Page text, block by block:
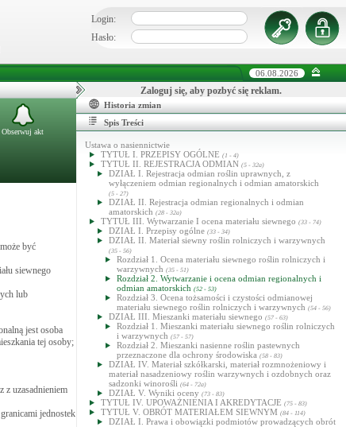
Login:
Hasło:
06.08.2026
Obserwuj akt
być
siewnego
lub
jest osoba
tej osoby;
z uzasadnieniem
jednostek
Zaloguj się, aby pozbyć się reklam.
Historia zmian
Spis Treści
Ustawa o nasiennictwie
TYTUŁ I. PRZEPISY OGÓLNE (1 - 4)
TYTUŁ II. REJESTRACJA ODMIAN (5 - 32a)
DZIAŁ I. Rejestracja odmian roślin uprawnych, z
wyłączeniem odmian regionalnych i odmian amatorskich
(5 - 27)
DZIAŁ II. Rejestracja odmian regionalnych i odmian
amatorskich (28 - 32a)
TYTUŁ III. Wytwarzanie I ocena materiału siewnego (33 - 74)
DZIAŁ I. Przepisy ogólne (33 - 34)
DZIAŁ II. Materiał siewny roślin rolniczych i warzywnych
(35 - 56)
Rozdział 1. Ocena materiału siewnego roślin rolniczych i
warzywnych (35 - 51)
Rozdział 2. Wytwarzanie i ocena odmian regionalnych i
odmian amatorskich (52 - 53)
Rozdział 3. Ocena tożsamości i czystości odmianowej
materiału siewnego roślin rolniczych i warzywnych (54 - 56)
DZIAŁ III. Mieszanki materiału siewnego (57 - 63)
Rozdział 1. Mieszanki materiału siewnego roślin rolniczych
i warzywnych (57 - 57)
Rozdział 2. Mieszanki nasienne roślin pastewnych
przeznaczone dla ochrony środowiska (58 - 83)
DZIAŁ IV. Materiał szkółkarski, materiał rozmnożeniowy i
materiał nasadzeniowy roślin warzywnych i ozdobnych oraz
sadzonki winorośli (64 - 72a)
DZIAŁ V. Wyniki oceny (73 - 83)
TYTUŁ IV. UPOWAŻNIENIA I AKREDYTACJE (75 - 83)
TYTUŁ V. OBRÓT MATERIAŁEM SIEWNYM (84 - 114)
DZIAŁ I. Prawa i obowiązki podmiotów prowadzących obrót